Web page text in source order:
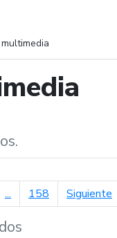
de búsqueda
... 158 Siguiente